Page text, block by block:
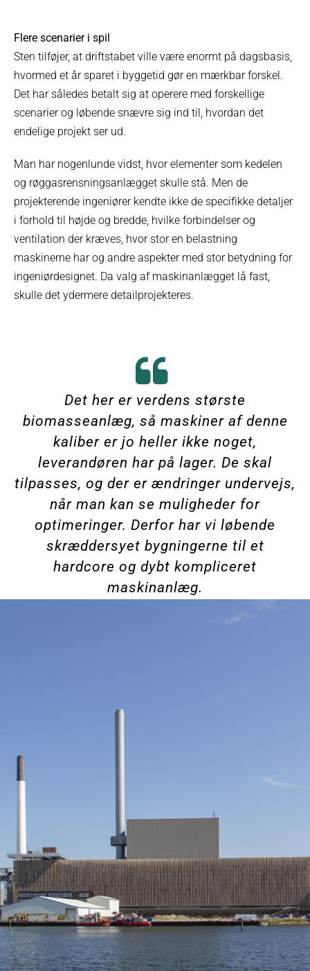
Flere scenarier i spil
Sten tilføjer, at driftstabet ville være enormt på dagsbasis,
hvormed et år sparet i byggetid gør en mærkbar forskel.
Det har således betalt sig at operere med forskellige
scenarier og løbende snævre sig ind til, hvordan det
endelige projekt ser ud.
Man har nogenlunde vidst, hvor elementer som kedelen
og røggasrensningsanlægget skulle stå. Men de
projekterende ingeniører kendte ikke de specifikke detaljer
i forhold til højde og bredde, hvilke forbindelser og
ventilation der kræves, hvor stor en belastning
maskinerne har og andre aspekter med stor betydning for
ingeniørdesignet. Da valg af maskinanlægget lå fast,
skulle det ydermere detailprojekteres.
Det her er verdens største
biomasseanlæg, så maskiner af denne
kaliber er jo heller ikke noget,
leverandøren har på lager. De skal
tilpasses, og der er ændringer undervejs,
når man kan se muligheder for
optimeringer. Derfor har vi løbende
skræddersyet bygningerne til et
hardcore og dybt kompliceret
maskinanlæg.